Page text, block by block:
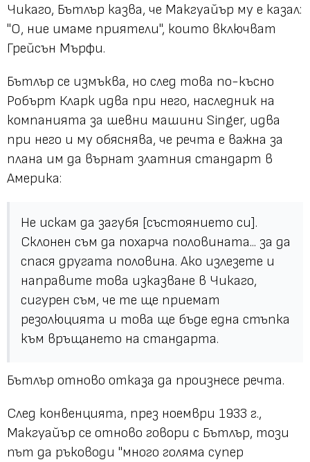
Чикаго, Бътлър казва, че Макгуайър му е казал:
"О, ние имаме приятели", които включват
Грейсън Мърфи.
Бътлър се измъква, но след това по-късно
Робърт Кларк идва при него, наследник на
компанията за шевни машини Singer, идва
при него и му обяснява, че речта е важна за
плана им да върнат златния стандарт в
Америка:
Не искам да загубя [състоянието си].
Склонен съм да похарча половината... за да
спася другата половина. Ако излезете и
направите това изказване в Чикаго,
сигурен съм, че те ще приемат
резолюцията и това ще бъде една стъпка
към връщането на стандарта.
Бътлър отново отказа да произнесе речта.
След конвенцията, през ноември 1933 г.,
Макгуайър се отново говори с Бътлър, този
път да ръководи "много голяма супер